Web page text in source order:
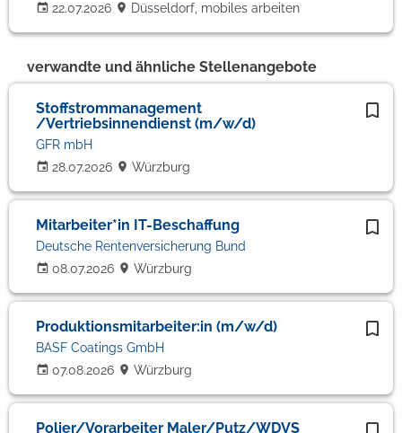
22.07.2026
Düsseldorf, mobiles arbeiten
verwandte und ähnliche Stellenangebote
Stoffstrommanagement
/Vertriebsinnendienst (m/w/d)
28.07.2026
GFR mbH
Würzburg
Mitarbeiter*in IT-Beschaffung
08.07.2026
Deutsche Rentenversicherung Bund
Würzburg
Produktionsmitarbeiter:in (m/w/d)
07.08.2026
BASF Coatings GmbH
Würzburg
Polier/Vorarbeiter Maler/Putz/WDVS